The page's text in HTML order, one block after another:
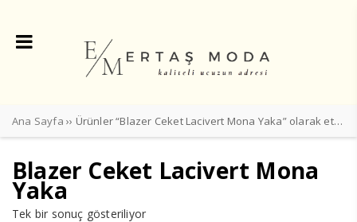
Ana Sayfa ›› Ürünler “Blazer Ceket Lacivert Mona Yaka” olarak etiketlendi
Blazer Ceket Lacivert Mona
Yaka
Tek bir sonuç gösteriliyor